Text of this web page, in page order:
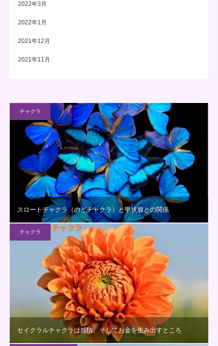
2022年3月
2022年1月
2021年12月
2021年11月
チャクラ
スロートチャクラ（のどチャクラ）と甲状腺との関係
チャクラ
セイクラルチャクラは感情、そしてお金を生み出すところ